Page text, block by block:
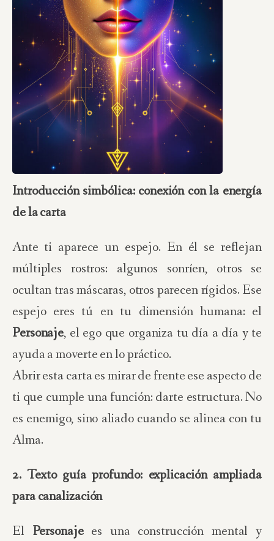
Introducción simbólica: conexión con la energía
de la carta
Ante ti aparece un espejo. En él se reflejan
múltiples rostros: algunos sonríen, otros se
ocultan tras máscaras, otros parecen rígidos. Ese
espejo eres tú en tu dimensión humana: el
Personaje, el ego que organiza tu día a día y te
ayuda a moverte en lo práctico.
Abrir esta carta es mirar de frente ese aspecto de
ti que cumple una función: darte estructura. No
es enemigo, sino aliado cuando se alinea con tu
Alma.
2. Texto guía profundo: explicación ampliada
para canalización
El Personajees una construcción mental y